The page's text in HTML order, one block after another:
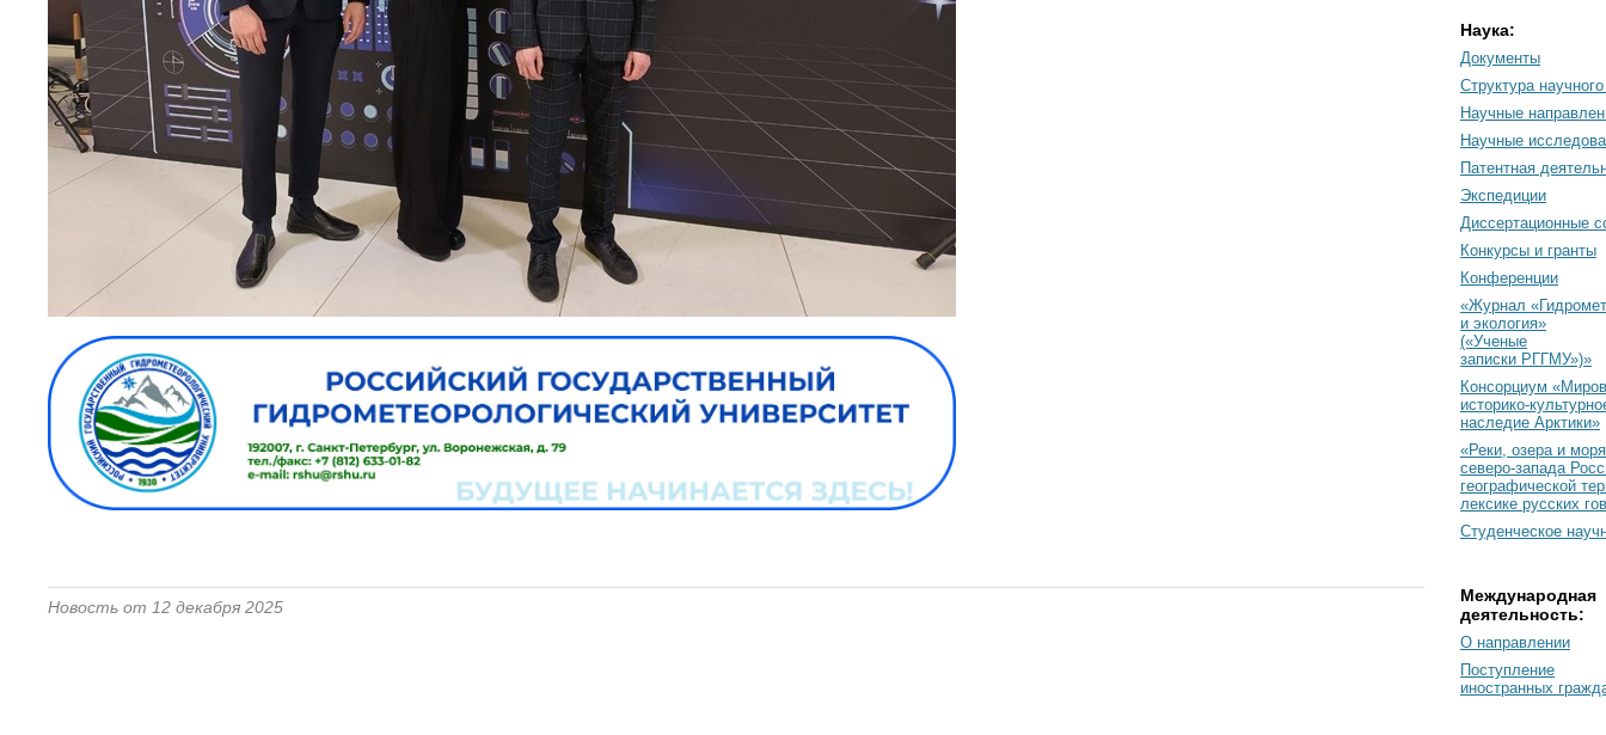
Новость от 12 декабря 2025
Наука:
Документы
Cтруктура
Научные
Научные
Патентная
Экспедиции
Диссертационные
Конкурсы и гранты
Конференции
«Журнал
и экология»
(«Ученые
записки РГГМУ»)»
Консорциум
историко-
наследие Арктики»
«Реки, озера и моря
северо-запада
географической
лексике русских
Студенческое
Международная
деятельность:
О направлении
Поступление
иностранных